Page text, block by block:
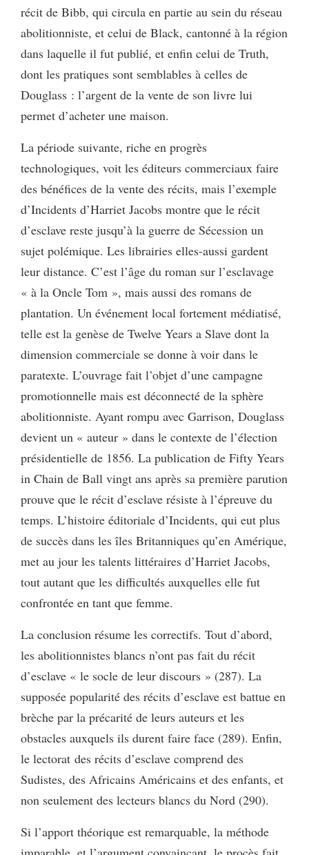
récit de Bibb, qui circula en partie au sein du réseau
abolitionniste, et celui de Black, cantonné à la région
dans laquelle il fut publié, et enfin celui de Truth,
dont les pratiques sont semblables à celles de
Douglass : l’argent de la vente de son livre lui
permet d’acheter une maison.
La période suivante, riche en progrès
technologiques, voit les éditeurs commerciaux faire
des bénéfices de la vente des récits, mais l’exemple
d’Incidents d’Harriet Jacobs montre que le récit
d’esclave reste jusqu’à la guerre de Sécession un
sujet polémique. Les librairies elles-aussi gardent
leur distance. C’est l’âge du roman sur l’esclavage
« à la Oncle Tom », mais aussi des romans de
plantation. Un événement local fortement médiatisé,
telle est la genèse de Twelve Years a Slave dont la
dimension commerciale se donne à voir dans le
paratexte. L’ouvrage fait l’objet d’une campagne
promotionnelle mais est déconnecté de la sphère
abolitionniste. Ayant rompu avec Garrison, Douglass
devient un « auteur » dans le contexte de l’élection
présidentielle de 1856. La publication de Fifty Years
in Chain de Ball vingt ans après sa première parution
prouve que le récit d’esclave résiste à l’épreuve du
temps. L’histoire éditoriale d’Incidents, qui eut plus
de succès dans les îles Britanniques qu’en Amérique,
met au jour les talents littéraires d’Harriet Jacobs,
tout autant que les difficultés auxquelles elle fut
confrontée en tant que femme.
La conclusion résume les correctifs. Tout d’abord,
les abolitionnistes blancs n’ont pas fait du récit
d’esclave « le socle de leur discours » (287). La
supposée popularité des récits d’esclave est battue en
brèche par la précarité de leurs auteurs et les
obstacles auxquels ils durent faire face (289). Enfin,
le lectorat des récits d’esclave comprend des
Sudistes, des Africains Américains et des enfants, et
non seulement des lecteurs blancs du Nord (290).
Si l’apport théorique est remarquable, la méthode